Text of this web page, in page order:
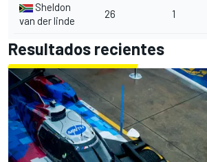
Sheldon
van der linde
26 1
Resultados recientes